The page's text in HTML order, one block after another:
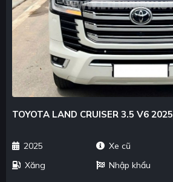
TOYOTA LAND CRUISER 3.5 V6 2025
2025 Xe cũ
Xăng
Nhập khẩu